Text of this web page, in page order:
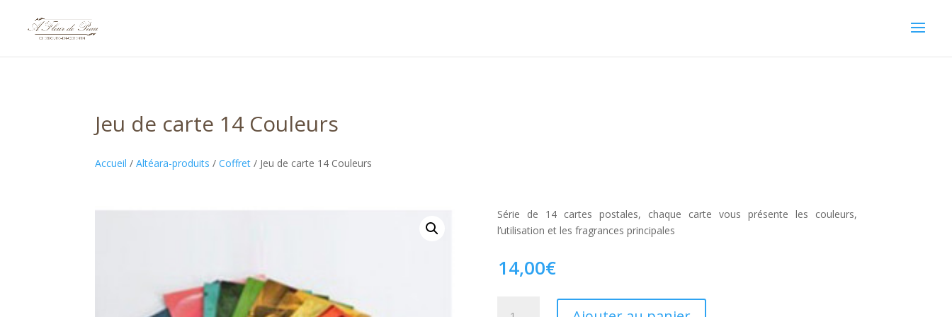
Jeu de carte 14 Couleurs
Accueil /Altéara-produits /Coffret / Jeu de carte 14 Couleurs
Série de 14 cartes postales, chaque carte vous présente les couleurs,
l’utilisation et les fragrances principales
14,00€